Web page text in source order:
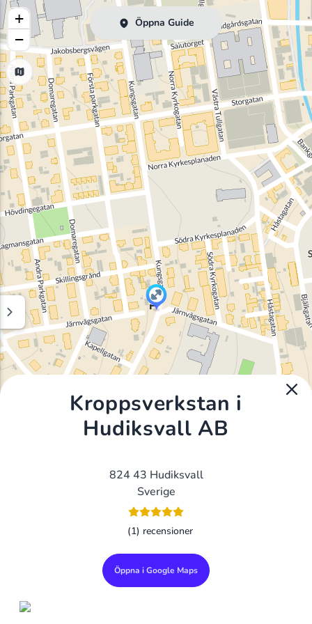
Öppna Guide
+
−
Kroppsverkstan i
Hudiksvall AB
824 43 Hudiksvall
Sverige
(1) recensioner
Öppna i Google Maps